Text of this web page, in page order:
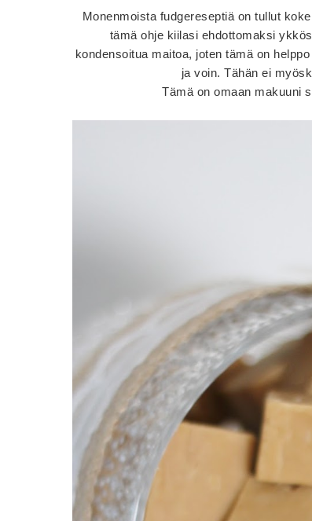
Monenmoista fudgereseptiä on tullut
tämä ohje kiilasi ehdottomaksi
kondensoitua maitoa, joten tämä on
ja voin. Tähän ei
Tämä on omaan makuuni